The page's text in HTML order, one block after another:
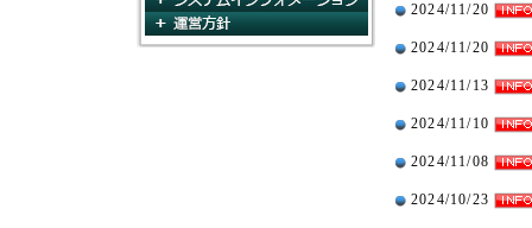
運営方針
2024/11/20
2024/11/20
2024/11/13
2024/11/10
2024/11/08
2024/10/23